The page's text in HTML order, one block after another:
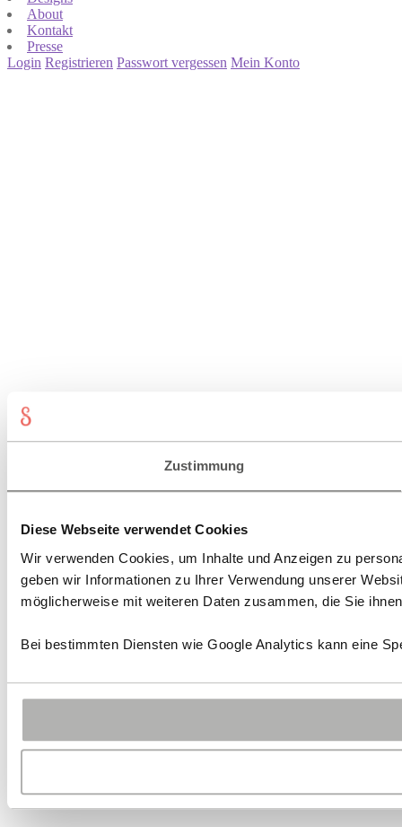
Zustimmung
Diese Webseite verwendet Cookies
Wir verwenden Cookies, um Inhalte und Anzeigen zu
geben wir Informationen zu Ihrer Verwendung unserer
möglicherweise mit weiteren Daten zusammen, die Sie
Bei bestimmten Diensten wie Google Analytics kann eine
About
Kontakt
Presse
Login Registrieren Passwort vergessen Mein Konto